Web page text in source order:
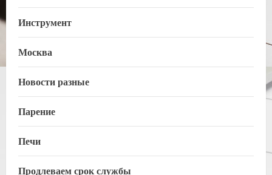
Инструмент
Москва
Новости разные
Парение
Печи
Продлеваем срок службы